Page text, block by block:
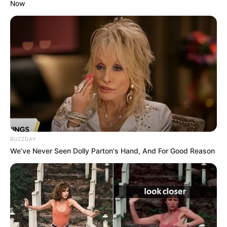
Η εντολή ήρθε απευθείας από την κυβέρνηση Τραμπ σε
απάντηση στην κλιμακούμενη βία μεταξύ των αντι-ICE
ταραξιών και των ομοσπονδιακών αξιωματικών
επιβολής του νόμου που επιχειρούν στην περιοχή των
Δίδυμων Πόλεων. Η απειλή είναι πραγματική. Τα
Now
BUZZDAY
We’ve Never Seen Dolly Parton's Hand, And For Good Reason